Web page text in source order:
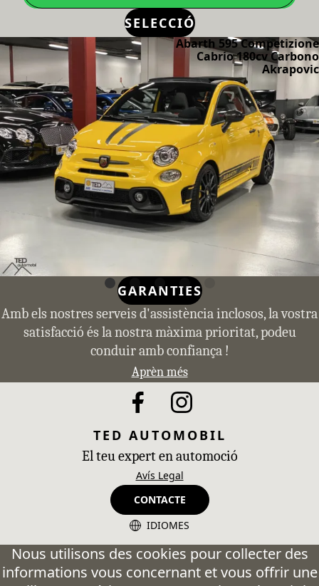
Nous utilisons des cookies pour collecter des
informations vous concernant et vous offrir une
SELECCIÓ
Abarth 595 Competizione
Cabrio 180cv Carbono
Akrapovic
GARANTIES
Amb els nostres serveis d'assistència inclosos, la vostra
satisfacció és la nostra màxima prioritat, podeu
conduir amb confiança !
Aprèn més
TED AUTOMOBIL
El teu expert en automoció
Avís Legal
CONTACTE
IDIOMES
CA - Catalán
ES - Español